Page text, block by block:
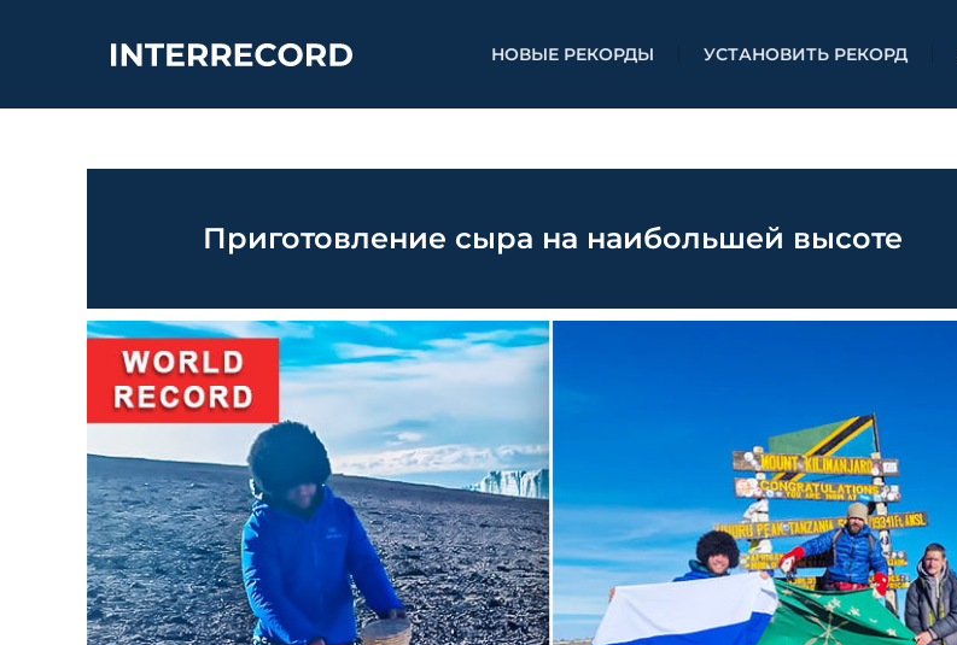
НОВЫЕ РЕКОРДЫ УСТАНОВИТЬ РЕКОРД
Приготовление сыра на наибольшей высоте